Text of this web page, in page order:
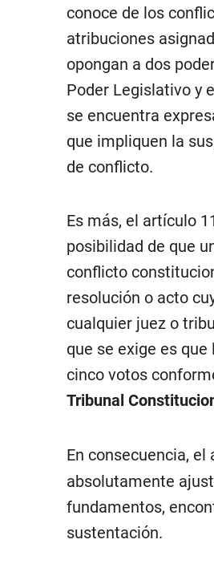
conoce de los
atribuciones
opongan a dos
Poder Legislativo y
se encuentra
que impliquen la
de conflicto.
Es más, el artículo
posibilidad de que
conflicto
resolución o acto
cualquier juez o
que se exige es
cinco votos
Tribunal
En consecuencia, el
absolutamente
fundamentos,
sustentación.